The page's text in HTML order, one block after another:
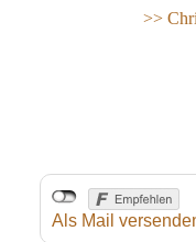
>>
Als Mail